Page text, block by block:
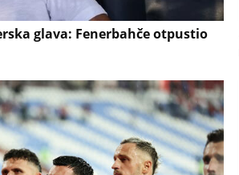
glava: Fenerbahče otpustio